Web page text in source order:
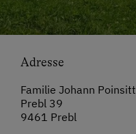
Adresse
Familie Johann Poinsitt
Prebl 39
9461 Prebl